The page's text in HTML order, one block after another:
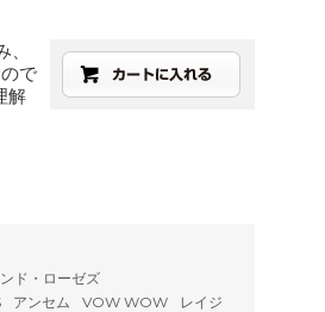
で
解
ド・ローゼズ
アンセム VOW WOW
レイジ